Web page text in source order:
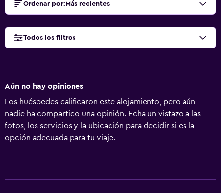
Ordenar por: Más recientes
Todos los filtros
Aún no hay opiniones
Los huéspedes calificaron este alojamiento, pero aún
nadie ha compartido una opinión. Echa un vistazo a las
fotos, los servicios y la ubicación para decidir si es la
opción adecuada para tu viaje.